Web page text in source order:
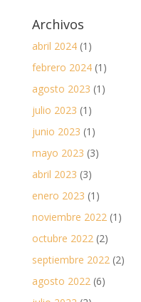
Archivos
abril 2024(1)
febrero 2024(1)
agosto 2023 (1)
julio 2023 (1)
junio 2023 (1)
mayo 2023 (3)
abril 2023 (3)
enero 2023 (1)
noviembre 2022(1)
octubre 2022(2)
septiembre 2022(2)
agosto 2022(6)